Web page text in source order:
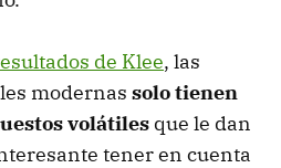
de Klee, las
modernas solo tienen
volátiles que le dan
tener en cuenta